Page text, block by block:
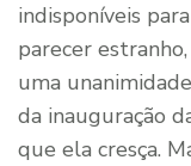
indisponíveis
parecer
uma
da inauguração
que ela cresça.